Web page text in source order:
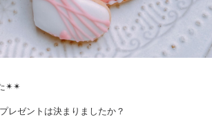
✴︎✴︎
レゼントは決まりましたか？